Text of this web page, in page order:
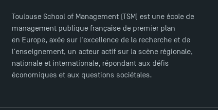
2025 !
Ouverture des candidatures en Master pour 2024-
2025
Toulouse School of Management (TSM) est une école de
management publique française de premier plan
en Europe, axée sur l'excellence de la recherche et de
l'enseignement, un acteur actif sur la scène régionale,
nationale et internationale, répondant aux défis
économiques et aux questions sociétales.